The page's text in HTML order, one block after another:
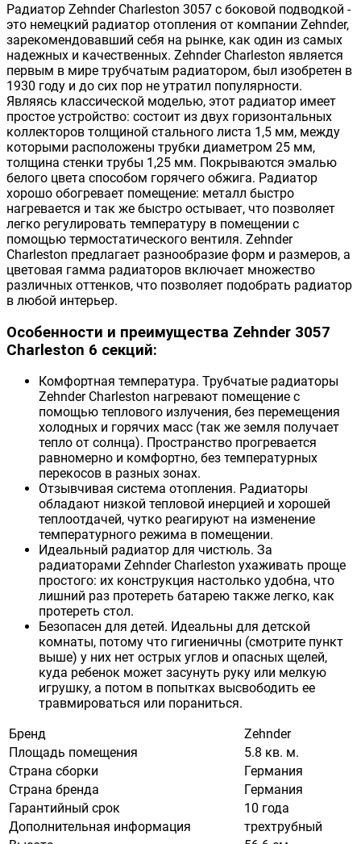
Радиатор Zehnder Charleston 3057 с боковой подводкой -
это немецкий радиатор отопления от компании Zehnder,
зарекомендовавший себя на рынке, как один из самых
надежных и качественных. Zehnder Charleston является
первым в мире трубчатым радиатором, был изобретен в
1930 году и до сих пор не утратил популярности.
Являясь классической моделью, этот радиатор имеет
простое устройство: состоит из двух горизонтальных
коллекторов толщиной стального листа 1,5 мм, между
которыми расположены трубки диаметром 25 мм,
толщина стенки трубы 1,25 мм. Покрываются эмалью
белого цвета способом горячего обжига. Радиатор
хорошо обогревает помещение: металл быстро
нагревается и так же быстро остывает, что позволяет
легко регулировать температуру в помещении с
помощью термостатического вентиля. Zehnder
Charleston предлагает разнообразие форм и размеров, а
цветовая гамма радиаторов включает множество
различных оттенков, что позволяет подобрать радиатор
в любой интерьер.
Особенности и преимущества Zehnder 3057
Charleston 6 секций:
Комфортная температура. Трубчатые радиаторы
Zehnder Charleston нагревают помещение с
помощью теплового излучения, без перемещения
холодных и горячих масс (так же земля получает
тепло от солнца). Пространство прогревается
равномерно и комфортно, без температурных
перекосов в разных зонах.
Отзывчивая система отопления. Радиаторы
обладают низкой тепловой инерцией и хорошей
теплоотдачей, чутко реагируют на изменение
температурного режима в помещении.
Идеальный радиатор для чистюль. За
радиаторами Zehnder Charleston ухаживать проще
простого: их конструкция настолько удобна, что
лишний раз протереть батарею также легко, как
протереть стол.
Безопасен для детей. Идеальны для детской
комнаты, потому что гигиеничны (смотрите пункт
выше) у них нет острых углов и опасных щелей,
куда ребенок может засунуть руку или мелкую
игрушку, а потом в попытках высвободить ее
травмироваться или пораниться.
Бренд
Zehnder
Площадь помещения
5.8 кв. м.
Страна сборки
Германия
Страна бренда
Германия
Гарантийный срок
10 года
Дополнительная информация
трехтрубный